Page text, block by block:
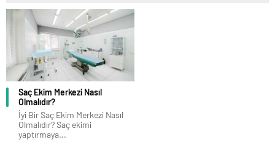
Saç Ekim Merkezi Nasıl
Olmalıdır?
İyi Bir Saç Ekim Merkezi Nasıl
Olmalıdır? Saç ekimi
yaptırmaya...